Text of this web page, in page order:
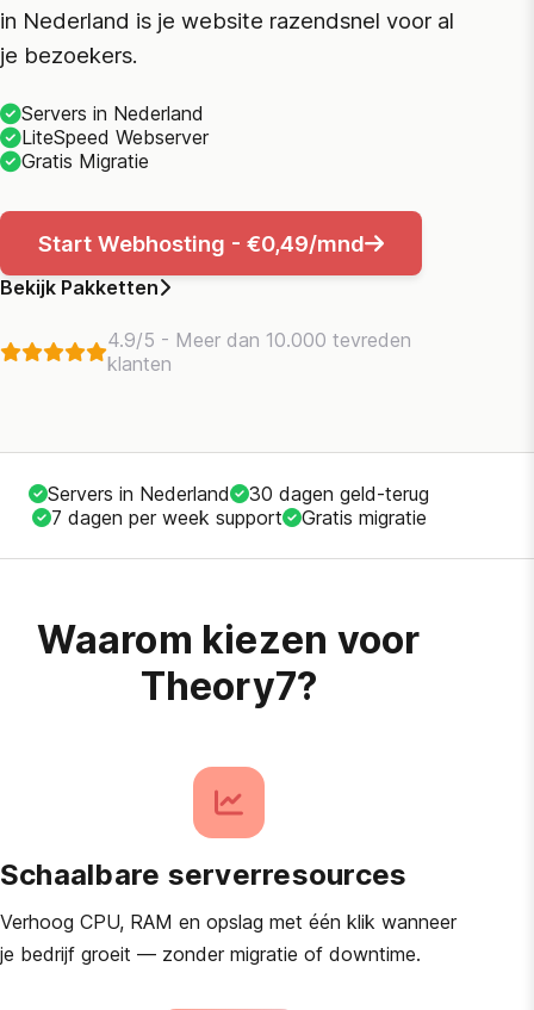
in Nederland is je website razendsnel voor al
je bezoekers.
Servers in Nederland
LiteSpeed Webserver
Gratis Migratie
Start Webhosting - €0,49/mnd
Bekijk Pakketten
4.9/5 - Meer dan 10.000 tevreden
klanten
Servers in Nederland
30 dagen geld-terug
7 dagen per week support
Gratis migratie
Waarom kiezen voor
Theory7?
Schaalbare serverresources
Verhoog CPU, RAM en opslag met één klik wanneer
je bedrijf groeit — zonder migratie of downtime.